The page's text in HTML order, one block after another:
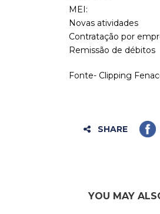
MEI:
Novas atividades
Contratação por
Remissão de débitos
Fonte- Clipping
SHARE
YOU MAY